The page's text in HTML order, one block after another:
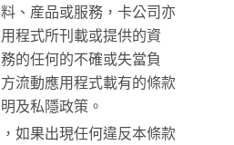
、産品或服務，卡公司亦
程式所刊載或提供的資
的任何的不確或失當負
流動應用程式載有的條款
及私隱政策。
如果出現任何違反本條款